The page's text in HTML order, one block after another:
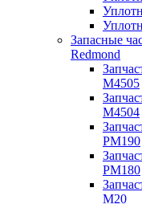
Запасные
Redmond
M4505
M4504
PM190
PM180
M20